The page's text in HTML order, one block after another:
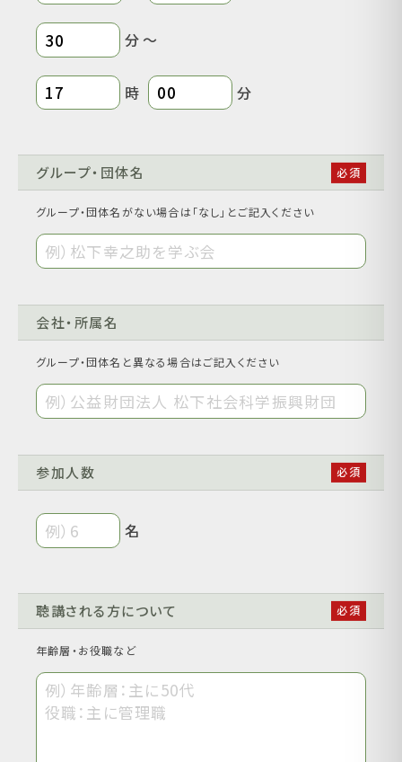
分 ～
時 分
グループ・団体名
グループ・団体名がない場合は｢なし｣とご記入ください
会社・所属名
グループ・団体名と異なる場合はご記入ください
参加人数
名
聴講される方について
年齢層・お役職など